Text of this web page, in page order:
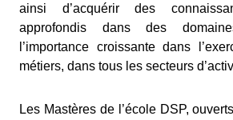
ainsi d’acquérir des
approfondis dans des
l’importance croissante dans
métiers, dans tous les secteurs
Les Mastères de l’école DSP,